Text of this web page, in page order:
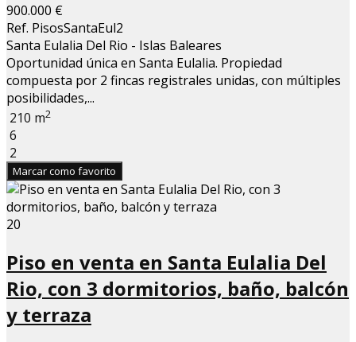
900.000 €
Ref. PisosSantaEul2
Santa Eulalia Del Rio - Islas Baleares
Oportunidad única en Santa Eulalia. Propiedad
compuesta por 2 fincas registrales unidas, con múltiples
posibilidades,...
210 m2
6
2
Marcar como favorito
20
Piso en venta en Santa Eulalia Del
Rio, con 3 dormitorios, baño, balcón
y terraza